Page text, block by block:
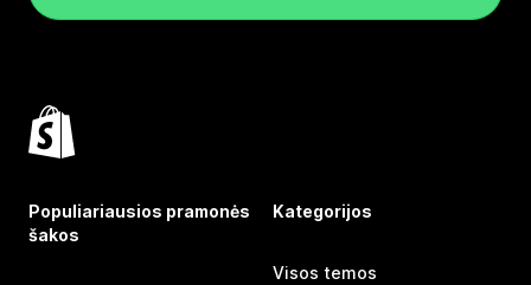
Populiariausios pramonės
šakos
Kategorijos
Visos temos